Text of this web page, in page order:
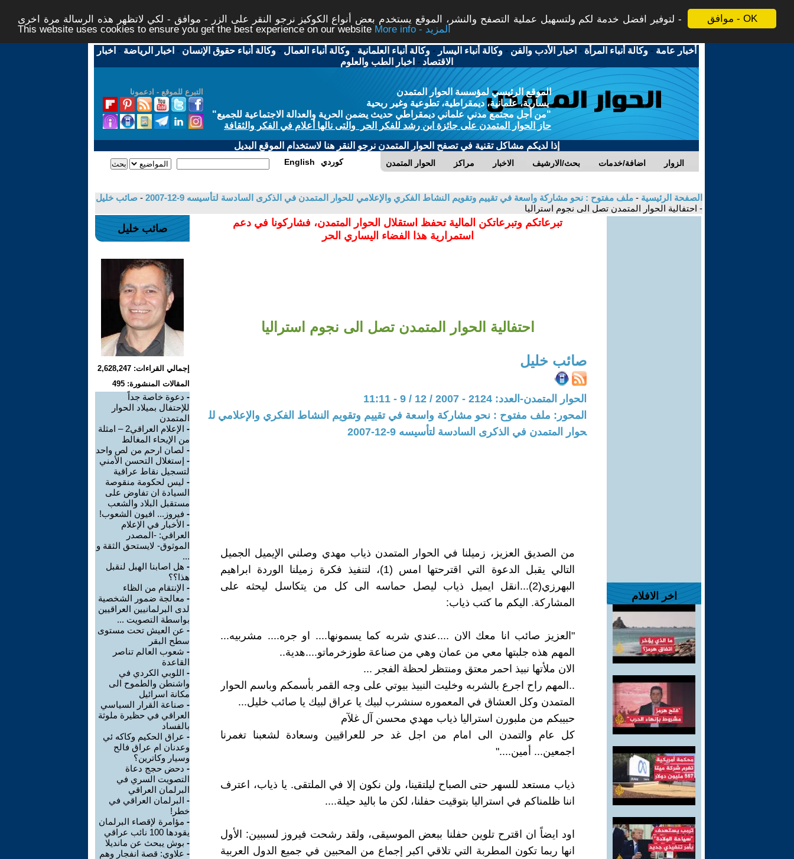
موافق - OK
لتوفير افضل خدمة لكم ولتسهيل عملية التصفح والنشر، الموقع يستخدم بعض أنواع الكوكيز نرجو النقر على الزر - موافق - لكي لاتظهر هذه الرسالة مرة اخرى -
This website uses cookies to ensure you get the best experience on our website
More info - المزيد
أخبار عامة -وكالة أنباء المرأة - اخبار الأدب والفن -وكالة أنباء اليسار -وكالة أنباء العلمانية -وكالة أنباء العمال -وكالة أنباء حقوق الإنسان - اخبار الرياضة - اخبار
الاقتصاد - اخبار الطب والعلوم
التبرع للموقع - ادعمونا
الموقع الرئيسي لمؤسسة الحوار المتمدن
يسارية، علمانية، ديمقراطية، تطوعية وغير ربحية
"من أجل مجتمع مدني علماني ديمقراطي حديث يضمن الحرية والعدالة الاجتماعية للجميع"
حاز الحوار المتمدن على جائزة ابن رشد للفكر الحر والتى نالها أعلام في الفكر والثقافة
إذا لديكم مشاكل تقنية في تصفح الحوار المتمدن نرجو النقر هنا لاستخدام الموقع البديل
الحوار المتمدن مراكز الاخبار بحث/الارشيف اضافة/خدمات الزوار English كوردي
الصفحة الرئيسية - ملف مفتوح : نحو مشاركة واسعة في تقييم وتقويم النشاط الفكري والإعلامي للحوار المتمدن في الذكرى السادسة لتأسيسه 9-12-2007 - صائب خليل
- احتفالية الحوار المتمدن تصل الى نجوم استراليا
اخر الافلام
تبرعاتكم وتبرعاتكن المالية تحفظ استقلال الحوار المتمدن، فشاركونا في دعم
استمرارية هذا الفضاء اليساري الحر
احتفالية الحوار المتمدن تصل الى نجوم استراليا
صائب خليل
الحوار المتمدن-العدد: 2124 - 2007 / 12 / 9 - 11:11
المحور: ملف مفتوح : نحو مشاركة واسعة في تقييم وتقويم النشاط الفكري والإعلامي لل
حوار المتمدن في الذكرى السادسة لتأسيسه 9-12-2007
من الصديق العزيز، زميلنا في الحوار المتمدن ذياب مهدي وصلني الإيميل الجميل
التالي يقبل الدعوة التي اقترحتها امس (1)، لتنفيذ فكرة زميلنا الوردة ابراهيم
البهرزي(2)...انقل ايميل ذياب ليصل حماسه الى كل من يتكاسل ليحثه على
المشاركة. اليكم ما كتب ذياب:
"العزيز صائب انا معك الان ....عندي شربه كما يسمونها.... او جره.... مشربيه...
المهم هذه جلبتها معي من عمان وهي من صناعة طوزخرماتو....هدية..
الان ملأتها نبيذ احمر معتق ومنتظر لحظة الفجر ...
..المهم راح اجرع بالشربه وخليت النبيذ بيوتي على وجه القمر بأسمكم وباسم الحوار
المتمدن وكل العشاق في المعموره سنشرب لبيك يا عراق لبيك يا صائب خليل...
حبيبكم من ملبورن استراليا ذياب مهدي محسن آل غلآم
كل عام والتمدن الى امام من اجل غد حر للعراقيين وسعادة لشعبنا تغمرنا
اجمعين... أمين...."
ذياب مستعد للسهر حتى الصباح ليلتقينا، ولن نكون إلا في الملتقى. يا ذياب، اعترف
اننا ظلمناكم في استراليا بتوقيت حفلنا، لكن ما باليد حيلة....
اود ايضاً ان اقترح تلوين حفلنا ببعض الموسيقى، ولقد رشحت فيروز لسببين: الأول
انها ربما تكون المطربة التي تلاقي اكبر إجماع من المحبين في جميع الدول العربية
صائب خليل
إجمالي القراءات: 2,628,247
المقالات المنشورة: 495
- دعوة خاصة جداً
للإحتفال بميلاد الحوار
المتمدن
-
الإعلام العراقي2 – امثلة
من الإيحاء المغالط
- لصان ارحم من لص واحد
- إستغلال التحسن الأمني
لتسجيل نقاط عراقية
- ليس لحكومة منقوصة
السيادة ان تفاوض على
مستقبل البلاد والشعب
- فيروز... افيون الشعوب!
- الأخبار في الإعلام
العراقي: -المصدر
الموثوق- لايستحق الثقة و
...
- هل اصابنا الهبل لنقبل
هذا؟؟
- الإنتقام من الظاء
- معالجة ضمور الشخصية
لدى البرلمانيين العراقيين
بواسطة التصويت ...
- عن العيش تحت مستوى
سطح البقر
- شعوب العالم تناصر
القاعدة
- اللوبي الكردي في
واشنطن والطموح الى
مكانة اسرائيل
- صناعة القرار السياسي
العراقي في حظيرة ملوثة
بالفساد
- عراق الحكيم وكاكه ئي
وعدنان ام عراق فالح
وسيار وكاترين؟
- دحض حجج دعاة
التصويت السري في
البرلمان العراقي
- البرلمان العراقي في
خطر!
- مؤامرة لإقصاء البرلمان
يقودها 100 نائب عراقي
- بوش يبحث عن مانديلا
- علاوي: قصة انفجار وهم